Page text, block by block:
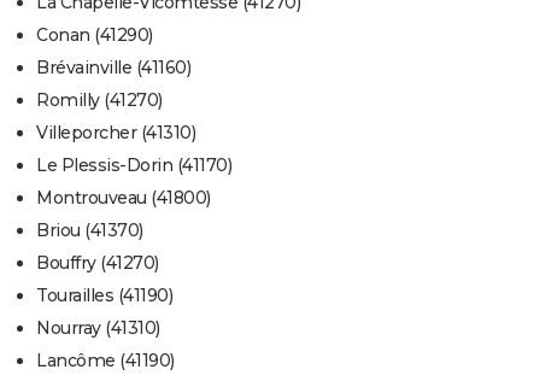
Conan (41290)
Brévainville (41160)
Romilly (41270)
Villeporcher (41310)
Le Plessis-Dorin (41170)
Montrouveau (41800)
Briou (41370)
Bouffry (41270)
Tourailles (41190)
Nourray (41310)
Lancôme (41190)